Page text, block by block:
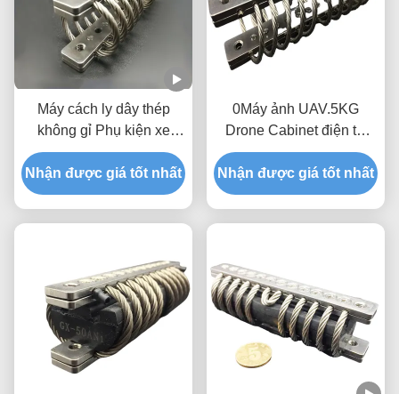
Máy cách ly dây thép
không gỉ Phụ kiện xe
phòng thủ Xe bọc thép
Nhận được giá tốt nhất
0Máy ảnh UAV.5KG
Drone Cabinet điện tử
nhúng Kiểm soát cú sốc
rung động JGX-0160D-
2.2A Máy cách ly dây
Nhận được giá tốt nhất